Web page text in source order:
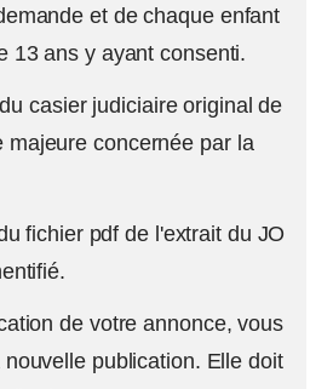
et de chaque enfant
13 ans y ayant consenti.
casier judiciaire original de
majeure concernée par la
fichier pdf de l'extrait du JO
de votre annonce, vous
publication. Elle doit